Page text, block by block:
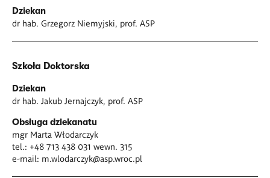
Dziekan
dr hab. Grzegorz Niemyjski, prof. ASP
Szkoła Doktorska
Dziekan
dr hab. Jakub Jernajczyk, prof. ASP
Obsługa dziekanatu
mgr Marta Włodarczyk
tel.: +48 713 438 031 wewn. 315
e-mail: m.wlodarczyk@asp.wroc.pl